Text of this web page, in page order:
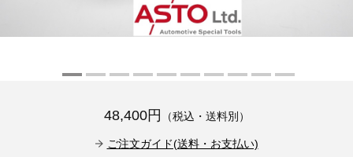
OTOFIX Powered by AUTEL（4）
バッテリーチャージャー（4）
ディーゼルインジェクター&グロープラグ ツール（7）
ステアリングロックエミュレータ（28）
48,400円 （税込・送料別）
ご注文ガイド(送料・お支払い)